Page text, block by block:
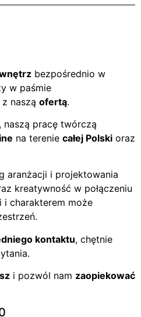
bezpośrednio w
w paśmie
z naszą ofertą.
naszą pracę twórczą
na terenie całej Polski oraz
aranżacji i projektowania
kreatywność w połączeniu
i charakterem może
kontaktu, chętnie
i pozwól nam zaopiekować